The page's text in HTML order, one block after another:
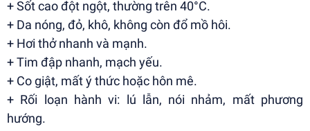
+ Sốt cao đột ngột, thường trên 40°C.
+ Da nóng, đỏ, khô, không còn đổ mồ hôi.
+ Hơi thở nhanh và mạnh.
+ Tim đập nhanh, mạch yếu.
+ Co giật, mất ý thức hoặc hôn mê.
+ Rối loạn hành vi: lú lẫn, nói nhảm, mất phương
hướng.